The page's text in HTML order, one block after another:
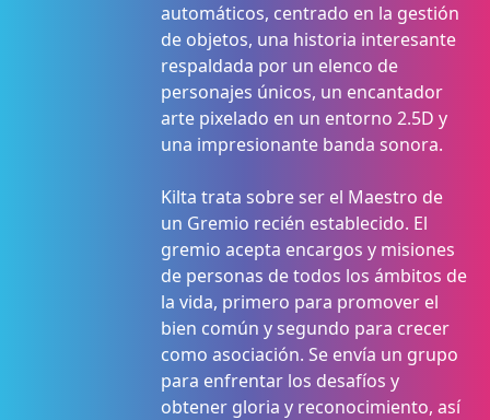
automáticos, centrado en la gestión
de objetos, una historia interesante
respaldada por un elenco de
personajes únicos, un encantador
arte pixelado en un entorno 2.5D y
una impresionante banda sonora.
Kilta trata sobre ser el Maestro de
un Gremio recién establecido. El
gremio acepta encargos y misiones
de personas de todos los ámbitos de
la vida, primero para promover el
bien común y segundo para crecer
como asociación. Se envía un grupo
para enfrentar los desafíos y
obtener gloria y reconocimiento, así